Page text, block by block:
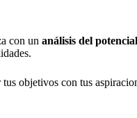
con un análisis del potencial
objetivos con tus